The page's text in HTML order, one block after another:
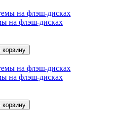
на флэш-дисках
корзину
на флэш-дисках
корзину